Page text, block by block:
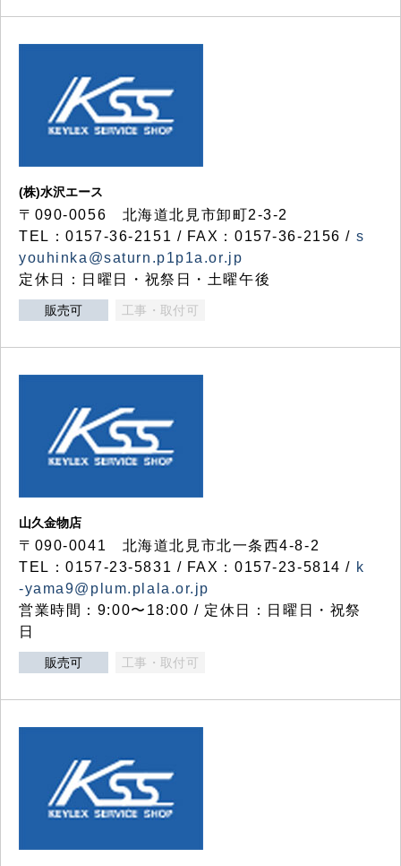
(株)水沢エース
〒090-0056 北海道北見市卸町2-3-2
TEL：0157-36-2151 / FAX：0157-36-2156 / s
youhinka@saturn.p1p1a.or.jp
定休日：日曜日・祝祭日・土曜午後
販売可 工事・取付可
山久金物店
〒090-0041 北海道北見市北一条西4-8-2
TEL：0157-23-5831 / FAX：0157-23-5814 / k
-yama9@plum.plala.or.jp
営業時間：9:00〜18:00 / 定休日：日曜日・祝祭
日
販売可 工事・取付可